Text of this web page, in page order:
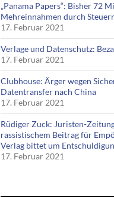
„Panama Papers“: Bisher 72
Mehreinnahmen durch
17. Februar 2021
Verlage und Datenschutz:
17. Februar 2021
Clubhouse: Ärger wegen
Datentransfer nach China
17. Februar 2021
Rüdiger Zuck: Juristen-
rassistischem Beitrag für
Verlag bittet um
17. Februar 2021